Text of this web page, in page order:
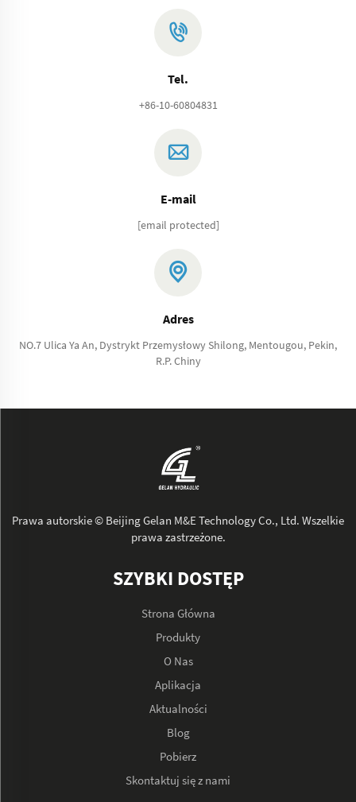
Tel.
+86-10-60804831
E-mail
[email protected]
Adres
NO.7 Ulica Ya An, Dystrykt Przemysłowy Shilong, Mentougou, Pekin,
R.P. Chiny
Prawa autorskie © Beijing Gelan M&E Technology Co., Ltd. Wszelkie
prawa zastrzeżone.
SZYBKI DOSTĘP
Strona Główna
Produkty
O Nas
Aplikacja
Aktualności
Blog
Pobierz
Skontaktuj się z nami